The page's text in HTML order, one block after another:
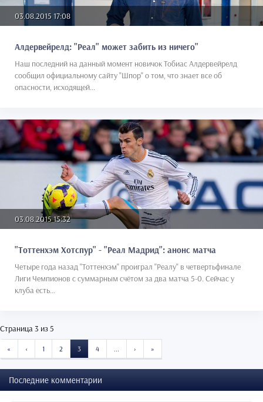
03.08.2015 17:08
Алдервейрелд: "Реал" может забить из ничего"
Наш последний на данный момент новичок Тобиас Алдервейрелд
сообщил официальному сайту "Шпор" о том, что знает все об
опасности, исходящей...
03.08.2015 15:32
"Тоттенхэм Хотспур" - "Реал Мадрид": анонс матча
Четыре года назад "Тоттенхэм" проиграл "Реалу" в четвертьфинале
Лиги Чемпионов с суммарным счётом за два матча 5-0. Сейчас у
клуба есть...
Страница 3 из 5
« START‹ PREVIOUS
1 2 3 4 ... › »
Последние комментарии